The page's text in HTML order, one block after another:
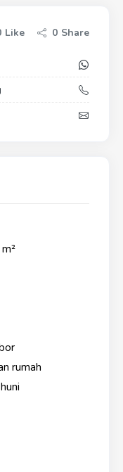
Like 0 Share
rumah